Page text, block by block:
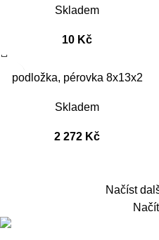
Skladem
10 Kč
podložka, pérovka 8x13x2
Skladem
2 272 Kč
Načíst